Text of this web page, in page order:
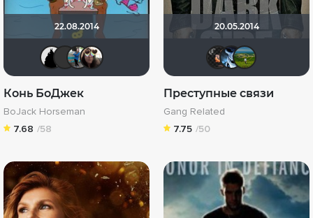
22.08.2014
Derrick Anderson
Иванна Семенова
Mikki7654321
Конь БоДжек
BoJack Horseman
7.68 /58
20.05.2014
Преступные связи
Gang Related
7.75 /50